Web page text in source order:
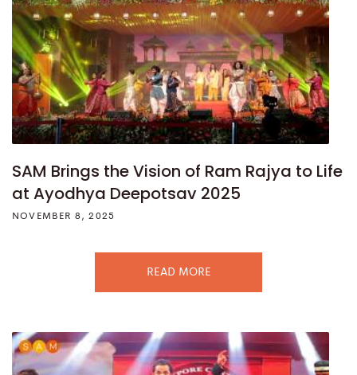
SAM Brings the Vision of Ram Rajya to Life
at Ayodhya Deepotsav 2025
NOVEMBER 8, 2025
READ MORE